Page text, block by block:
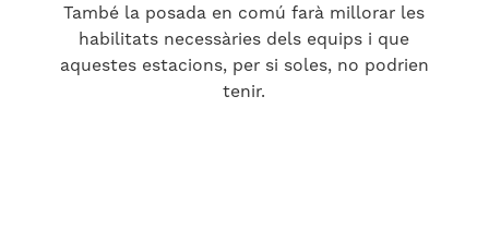
També la posada en comú farà millorar les
habilitats necessàries dels equips i que
aquestes estacions, per si soles, no podrien
tenir.